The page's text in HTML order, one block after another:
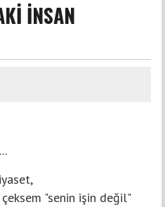
İNSAN
"senin işin değil"